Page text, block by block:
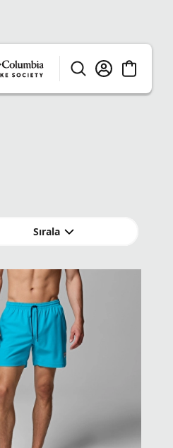
Sırala